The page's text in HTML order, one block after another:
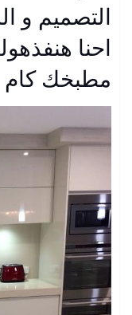
التصميم و
احنا
مطبخك كام